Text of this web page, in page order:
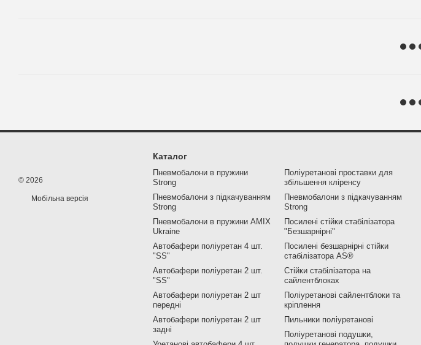
© 2026
Мобільна версія
Каталог
Пневмобалони в пружини
Strong
Пневмобалони з підкачуванням
Strong
Пневмобалони в пружини AMIX
Ukraine
Автобафери поліуретан 4 шт.
"SS"
Автобафери поліуретан 2 шт.
"SS"
Автобафери поліуретан 2 шт
передні
Автобафери поліуретан 2 шт
задні
Поліуретанові проставки для
збільшення кліренсу
Пневмобалони з підкачуванням
Strong
Посилені стійки стабілізатора
"Безшарнірні"
Посилені безшарнірні стійки
стабілізатора AS®
Стійки стабілізатора на
сайлентблоках
Поліуретанові сайлентблоки та
кріплення
Пильники поліуретанові
Поліуретанові подушки,